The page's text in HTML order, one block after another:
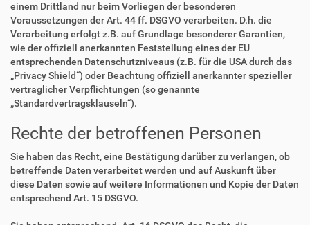
einem Drittland nur beim Vorliegen der besonderen
Voraussetzungen der Art. 44 ff. DSGVO verarbeiten. D.h. die
Verarbeitung erfolgt z.B. auf Grundlage besonderer Garantien,
wie der offiziell anerkannten Feststellung eines der EU
entsprechenden Datenschutzniveaus (z.B. für die USA durch das
„Privacy Shield“) oder Beachtung offiziell anerkannter spezieller
vertraglicher Verpflichtungen (so genannte
„Standardvertragsklauseln“).
Rechte der betroffenen Personen
Sie haben das Recht, eine Bestätigung darüber zu verlangen, ob
betreffende Daten verarbeitet werden und auf Auskunft über
diese Daten sowie auf weitere Informationen und Kopie der Daten
entsprechend Art. 15 DSGVO.